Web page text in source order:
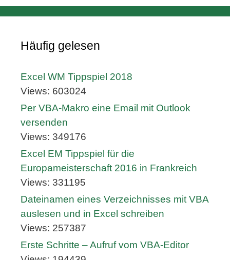
Häufig gelesen
Excel WM Tippspiel 2018
Views: 603024
Per VBA-Makro eine Email mit Outlook
versenden
Views: 349176
Excel EM Tippspiel für die
Europameisterschaft 2016 in Frankreich
Views: 331195
Dateinamen eines Verzeichnisses mit VBA
auslesen und in Excel schreiben
Views: 257387
Erste Schritte – Aufruf vom VBA-Editor